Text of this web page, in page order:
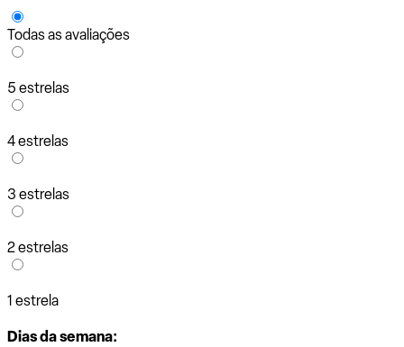
Todas as avaliações
5 estrelas
4 estrelas
3 estrelas
2 estrelas
1 estrela
Dias da semana: